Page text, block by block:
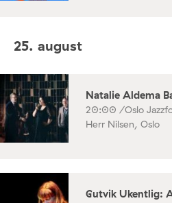
25. august
Natalie Aldema
20:00 /Oslo
Herr Nilsen, Oslo
Gutvik Ukentlig: